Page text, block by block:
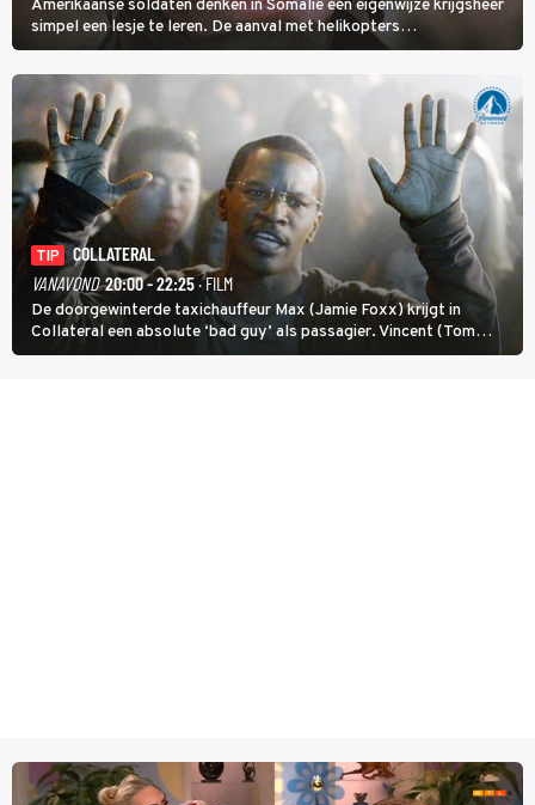
Amerikaanse soldaten denken in Somalië een eigenwijze krijgsheer
simpel een lesje te leren. De aanval met helikopters
verloopt in Black Hawk down dramatisch.
TIP
COLLATERAL
VANAVOND 20:00 - 22:25· FILM
De doorgewinterde taxichauffeur Max (Jamie Foxx) krijgt in
Collateral een absolute ‘bad guy’ als passagier. Vincent (Tom
Cruise) heeft hem nodig om hem de stad door te loodsen om een